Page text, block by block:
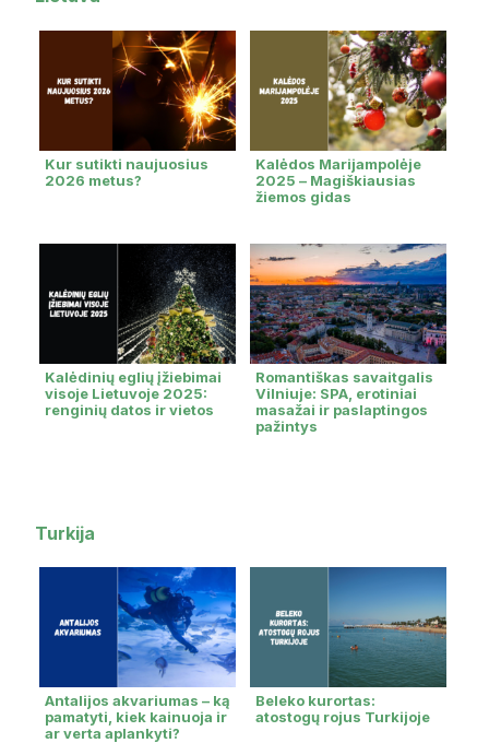
Kur sutikti naujuosius
2026 metus?
Kalėdos Marijampolėje
2025 – Magiškiausias
žiemos gidas
Kalėdinių eglių įžiebimai
visoje Lietuvoje 2025:
renginių datos ir vietos
Romantiškas savaitgalis
Vilniuje: SPA, erotiniai
masažai ir paslaptingos
pažintys
Turkija
Antalijos akvariumas – ką
pamatyti, kiek kainuoja ir
ar verta aplankyti?
Beleko kurortas:
atostogų rojus Turkijoje